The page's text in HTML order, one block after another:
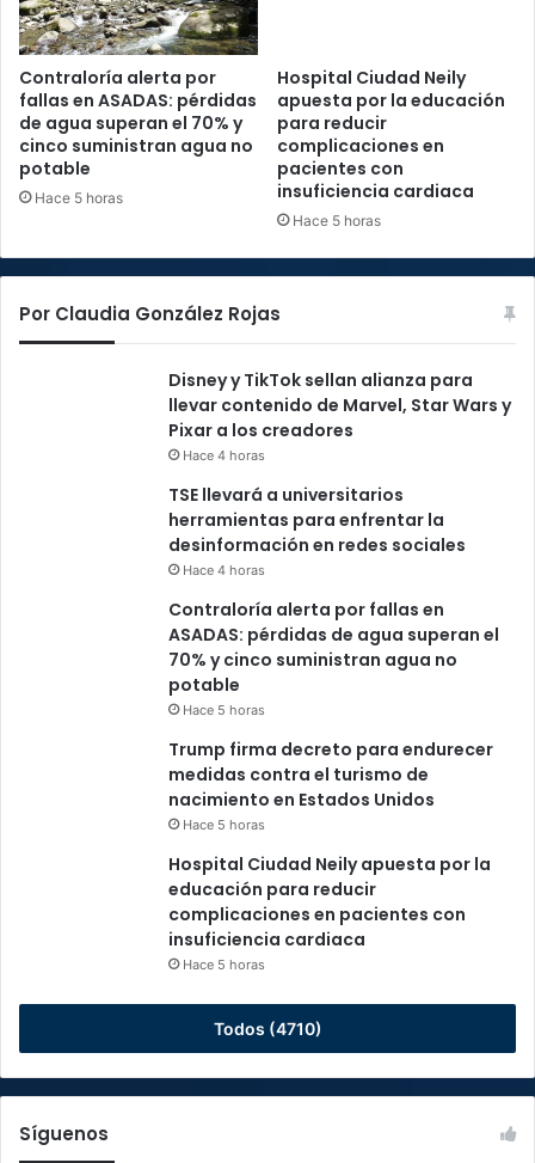
Contraloría alerta por
fallas en ASADAS: pérdidas
de agua superan el 70% y
cinco suministran agua no
potable
Hace 5 horas
Hospital Ciudad Neily
apuesta por la educación
para reducir
complicaciones en
pacientes con
insuficiencia cardiaca
Hace 5 horas
Por Claudia González Rojas
Disney y TikTok sellan alianza para
llevar contenido de Marvel, Star Wars y
Pixar a los creadores
Hace 4 horas
TSE llevará a universitarios
herramientas para enfrentar la
desinformación en redes sociales
Hace 4 horas
Contraloría alerta por fallas en
ASADAS: pérdidas de agua superan el
70% y cinco suministran agua no
potable
Hace 5 horas
Trump firma decreto para endurecer
medidas contra el turismo de
nacimiento en Estados Unidos
Hace 5 horas
Hospital Ciudad Neily apuesta por la
educación para reducir
complicaciones en pacientes con
insuficiencia cardiaca
Hace 5 horas
Todos (4710)
Síguenos